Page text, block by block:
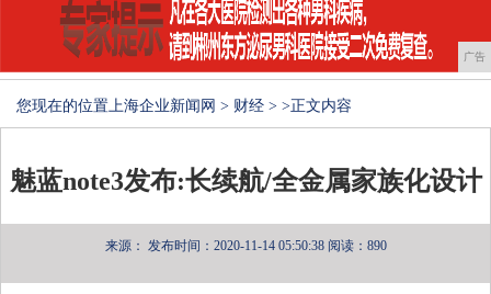
广告
您现在的位置上海企业新闻网 > 财经 > >正文内容
魅蓝note3发布:长续航/全金属家族化设计
来源： 发布时间：2020-11-14 05:50:38 阅读：890